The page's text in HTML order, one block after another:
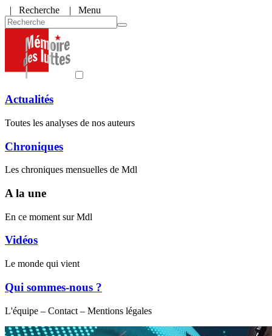
| Recherche | Menu
Actualités
Toutes les analyses de nos auteurs
Chroniques
Les chroniques mensuelles de Mdl
A la une
En ce moment sur Mdl
Vidéos
Le monde qui vient
Qui sommes-nous ?
L'équipe – Contact – Mentions légales